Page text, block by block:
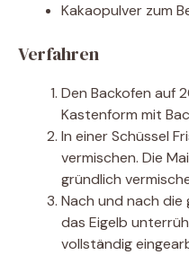
Kakaopulver zum
Verfahren
Den Backofen auf
Kastenform mit
In einer Schüssel
vermischen. Die
gründlich
Nach und nach die
das Eigelb
vollständig